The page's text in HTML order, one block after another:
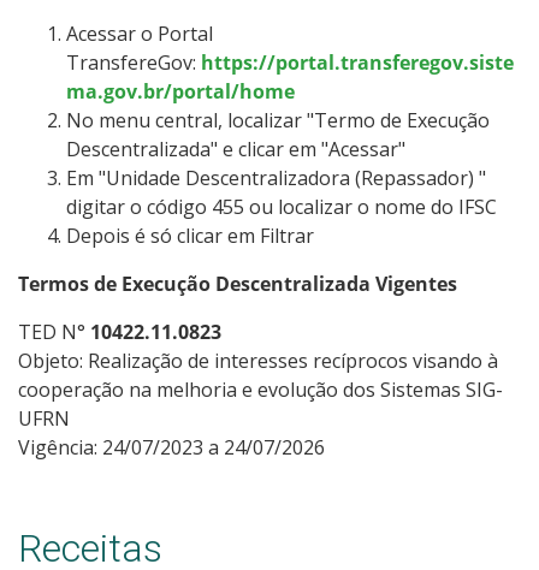
Acessar o Portal
TransfereGov: https://portal.transferegov.siste
ma.gov.br/portal/home
No menu central, localizar "Termo de Execução
Descentralizada" e clicar em "Acessar"
Em "Unidade Descentralizadora (Repassador) "
digitar o código 455 ou localizar o nome do IFSC
Depois é só clicar em Filtrar
Termos de Execução Descentralizada Vigentes
TED N° 10422.11.0823
Objeto: Realização de interesses recíprocos visando à
cooperação na melhoria e evolução dos Sistemas SIG-
UFRN
Vigência: 24/07/2023 a 24/07/2026
Receitas